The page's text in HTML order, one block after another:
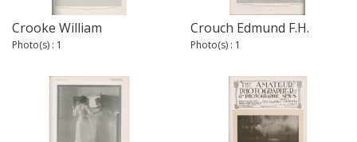
Crooke William
Photo(s) : 1
Crouch Edmund F.H.
Photo(s) : 1